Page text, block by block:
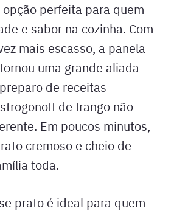
perfeita para quem
e sabor na cozinha. Com
mais escasso, a panela
uma grande aliada
de receitas
de frango não
Em poucos minutos,
cremoso e cheio de
toda.
prato é ideal para quem